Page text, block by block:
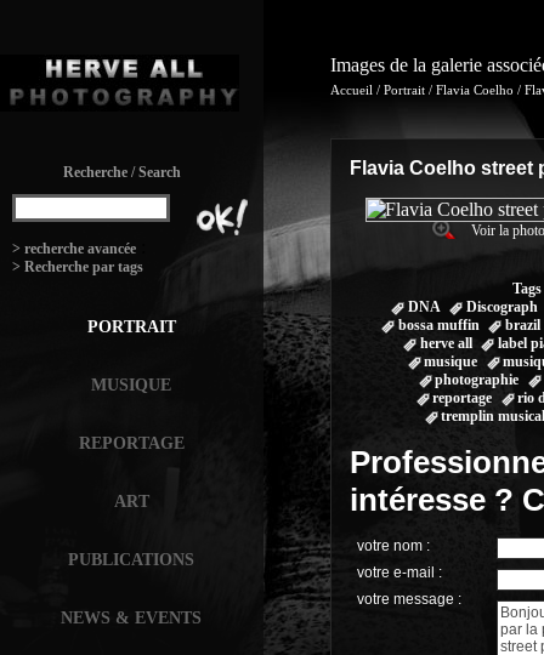
Recherche / Search
> recherche avancée
> Recherche par tags
PORTRAIT
MUSIQUE
REPORTAGE
ART
PUBLICATIONS
NEWS & EVENTS
Images de la galerie
Accueil / Portrait / Flavia Coelho /
Flavia Coelho street
Voir la
DNA
Discograph
bossa muffin
brazil
herve all
label
musique
photographie
reportage
rio
tremplin
intéresse ?
votre nom :
votre e-mail :
votre message :